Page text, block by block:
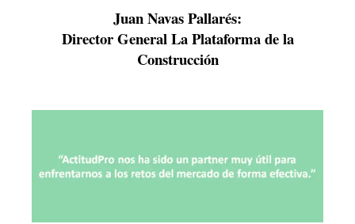
Juan Navas Pallarés:
Director General La Plataforma de la
Construcción